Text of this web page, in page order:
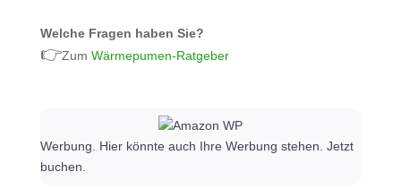
Welche Fragen haben Sie?
👉Zum Wärmepumen-Ratgeber
Werbung. Hier könnte auch Ihre Werbung stehen. Jetzt
buchen.